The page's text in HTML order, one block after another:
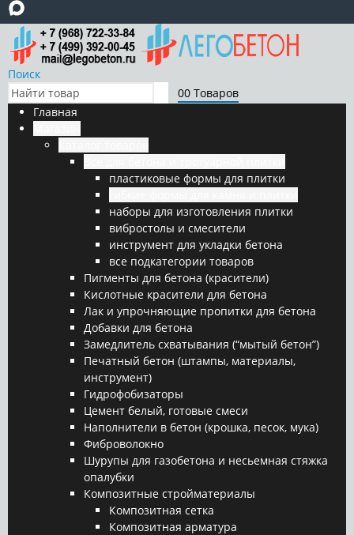
Поиск
00 Товаров
Главная
пластиковые формы для плитки
наборы для изготовления плитки
вибростолы и смесители
инструмент для укладки бетона
все подкатегории товаров
Пигменты для бетона (красители)
Кислотные красители для бетона
Лак и упрочняющие пропитки для бетона
Добавки для бетона
Замедлитель схватывания (“мытый бетон”)
Печатный бетон (штампы, материалы,
инструмент)
Гидрофобизаторы
Цемент белый, готовые смеси
Наполнители в бетон (крошка, песок, мука)
Фиброволокно
Шурупы для газобетона и несьемная стяжка
опалубки
Композитные стройматериалы
Композитная сетка
Композитная арматура